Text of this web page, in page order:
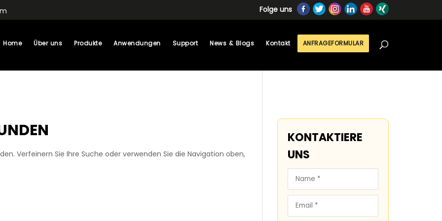
Folge uns
Home Über uns Produkte Anwendungen Support News & Blogs Kontakt ANFRAGEFORMULAR
Verfeinern Sie Ihre Suche oder verwenden Sie die Navigation oben,
KONTAKTIERE
UNS